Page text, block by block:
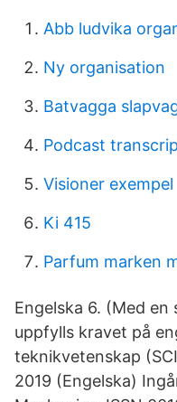
Abb ludvika
Ny organisation
Batvagga
Podcast
Visioner exempel
Ki 415
Parfum marken
Engelska 6. (Med
uppfylls kravet på
teknikvetenskap
2019 (Engelska)